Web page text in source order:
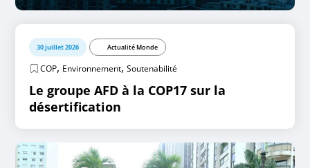
30 juillet 2026 Actualité Monde
COP, Environnement,Soutenabilité
Le groupe AFD à la COP17 sur la
désertification